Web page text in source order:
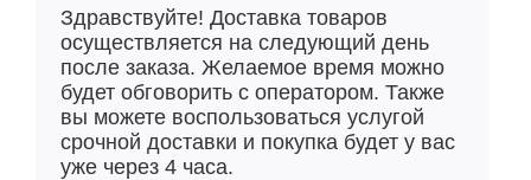
Здравствуйте! Доставка товаров
осуществляется на следующий день
после заказа. Желаемое время можно
будет обговорить с оператором. Также
вы можете воспользоваться услугой
срочной доставки и покупка будет у вас
уже через 4 часа.